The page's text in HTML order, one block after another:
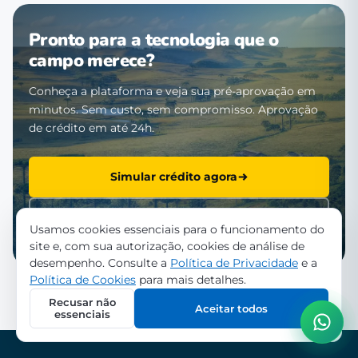
Pronto para a tecnologia que o
campo merece?
Conheça a plataforma e veja sua pré-aprovação em
minutos. Sem custo, sem compromisso. Aprovação
de crédito em até 24h.
Simular crédito agora
Usamos cookies essenciais para o funcionamento do
site e, com sua autorização, cookies de análise de
desempenho. Consulte a Política de Privacidade e a
Política de Cookies para mais detalhes.
Recusar não
essenciais
Aceitar todos